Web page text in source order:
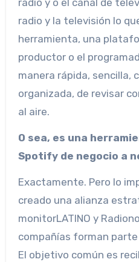
radio y o el canal de
radio y la televisión lo
herramienta, una
productor o el
manera rápida, sencilla,
organizada, de revisar
al aire.
O sea, es una
Spotify de negocio a
Exactamente. Pero lo
creado una alianza
monitorLATINO y
compañías forman
El objetivo común es